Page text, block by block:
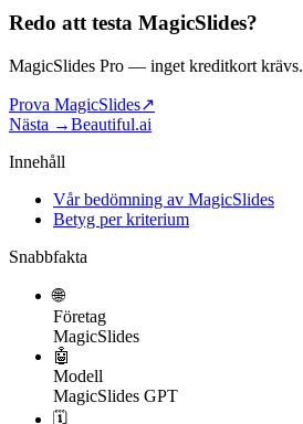
Redo att testa MagicSlides?
MagicSlides Pro — inget kreditkort krävs.
Prova MagicSlides↗
Nästa →Beautiful.ai
Innehåll
Vår bedömning av MagicSlides
Betyg per kriterium
Snabbfakta
🌐
Företag
MagicSlides
🤖
Modell
MagicSlides GPT
🗓